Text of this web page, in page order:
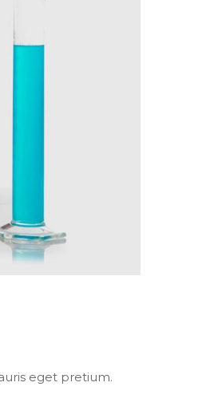
eget pretium.